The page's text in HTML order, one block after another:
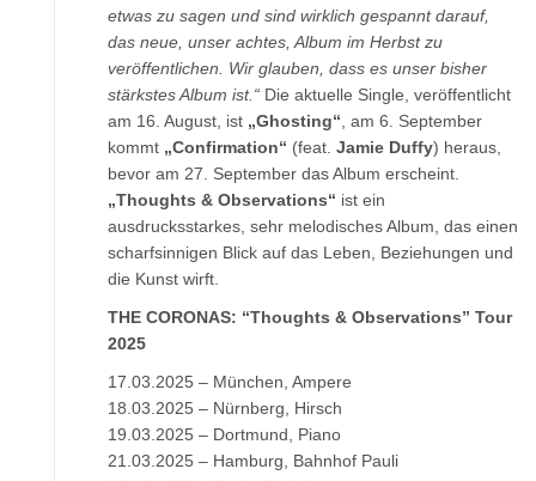
etwas zu sagen und sind wirklich gespannt darauf,
das neue, unser achtes, Album im Herbst zu
veröffentlichen. Wir glauben, dass es unser bisher
stärkstes Album ist.“ Die aktuelle Single, veröffentlicht
am 16. August, ist „Ghosting“ , am 6. September
kommt „Confirmation“ (feat. Jamie Duffy) heraus,
bevor am 27. September das Album erscheint.
„Thoughts & Observations“ ist ein
ausdrucksstarkes, sehr melodisches Album, das einen
scharfsinnigen Blick auf das Leben, Beziehungen und
die Kunst wirft.
THE CORONAS: “Thoughts & Observations” Tour
2025
17.03.2025 – München, Ampere
18.03.2025 – Nürnberg, Hirsch
19.03.2025 – Dortmund, Piano
21.03.2025 – Hamburg, Bahnhof Pauli